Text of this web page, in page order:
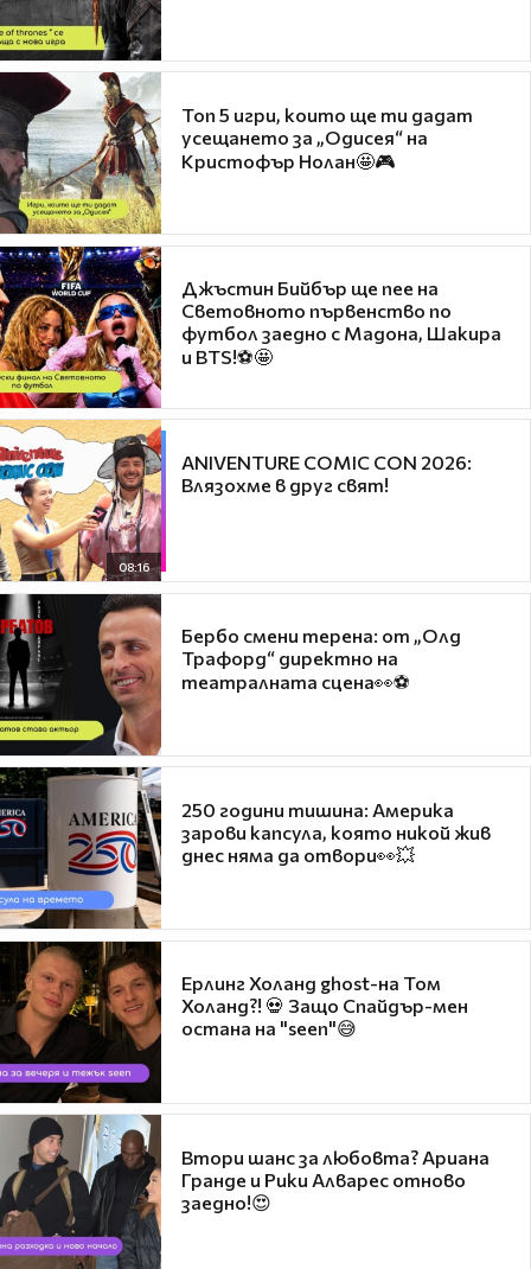
Топ 5 игри, които ще ти дадат
усещането за „Одисея“ на
Кристофър Нолан🤩🎮
Джъстин Бийбър ще пее на
Световното първенство по
футбол заедно с Мадона, Шакира
и BTS!⚽🤩
08:16
ANIVENTURE COMIC CON 2026:
Влязохме в друг свят!
Бербо смени терена: от „Олд
Трафорд“ директно на
театралната сцена👀⚽
250 години тишина: Америка
зарови капсула, която никой жив
днес няма да отвори👀💥
Ерлинг Холанд ghost-на Том
Холанд?! 💀 Защо Спайдър-мен
остана на "seen"😅
Втори шанс за любовта? Ариана
Гранде и Рики Алварес отново
заедно!😍